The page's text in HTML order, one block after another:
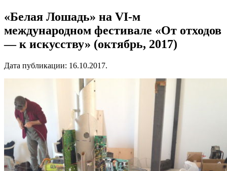
«Белая Лошадь» на VI-м
международном фестивале «От отходов
— к искусству» (октябрь, 2017)
Дата публикации: 16.10.2017.